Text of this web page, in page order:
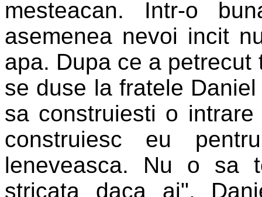
mesteacan. Intr-o
asemenea nevoi incit
apa. Dupa ce a
se duse la fratele
sa construiesti o
construiesc eu
leneveasca. Nu o sa
stricata daca ai".